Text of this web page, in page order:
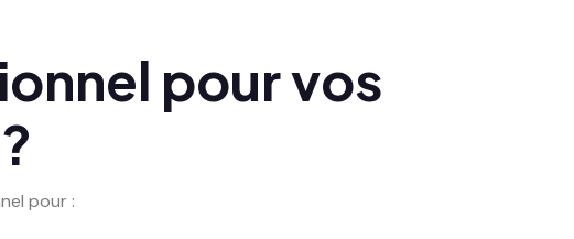
pour vos
pour :